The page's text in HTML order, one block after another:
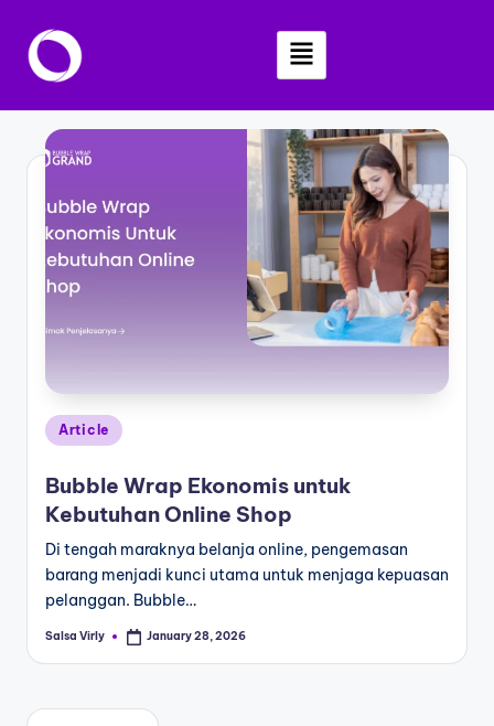
Skip
Article
Bubble Wrap Ekonomis untuk
Kebutuhan Online Shop
Di tengah maraknya belanja online, pengemasan
barang menjadi kunci utama untuk menjaga kepuasan
pelanggan. Bubble…
Salsa Virly January 28, 2026